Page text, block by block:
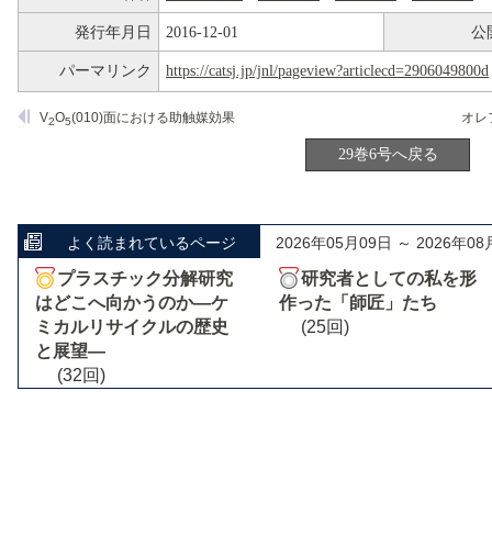
発行年月日 2016-12-01 公
パーマリンク https://catsj.jp/jnl/pageview?articlecd=2906049800d
V2O5(010)面における助触媒効果
29巻6号へ戻る
よく読まれているページ 2026年05月09日 ～ 2026年08
プラスチック分解研究
はどこへ向かうのか―ケ
ミカルリサイクルの歴史
と展望―
(32回)
研究者としての私を形
作った「師匠」たち
(25回)